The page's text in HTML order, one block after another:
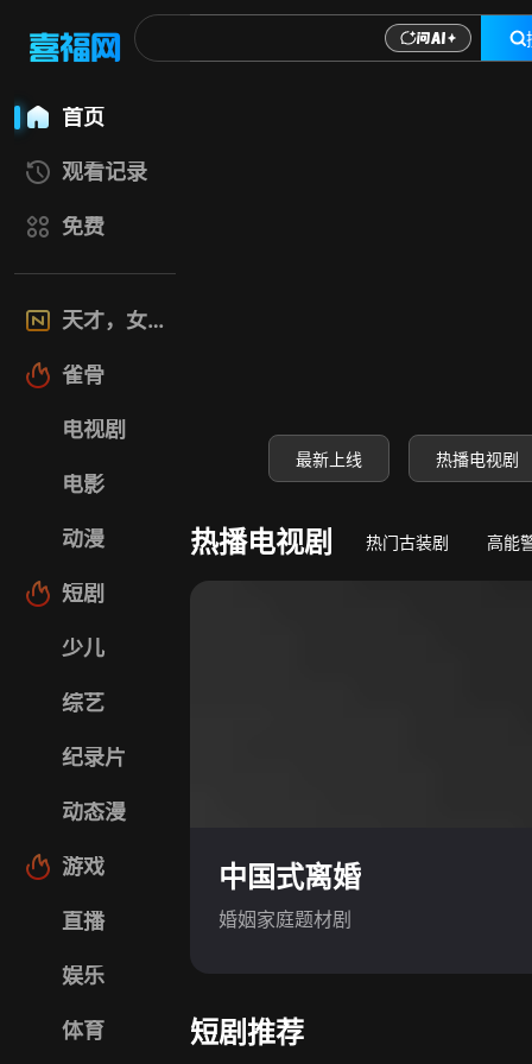
首页
观看记录
免费
天才，女友
雀骨
电视剧
电影
动漫
短剧
少儿
综艺
纪录片
动态漫
游戏
直播
娱乐
体育
最新上线 热播电视剧
热播电视剧 热门古装剧 高能
中国式离婚
婚姻家庭题材剧
短剧推荐